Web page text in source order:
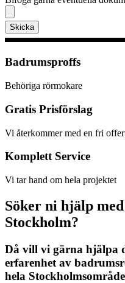
Skicka
Badrumsproffs
Behöriga rörmokare
Gratis Prisförslag
Vi återkommer med en fri
Komplett Service
Vi tar hand om hela projektet
Söker ni hjälp
Stockholm?
Då vill vi gärna hjälpa
erfarenhet av
hela